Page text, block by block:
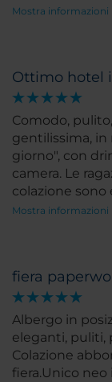
Mostra informazioni
Ottimo hotel
Comodo,
gentilissima,
giorno", con
camera. Le
colazione
Mostra informazioni
fiera
Albergo in
eleganti, puliti,
Colazione abbondante
fiera.Unico